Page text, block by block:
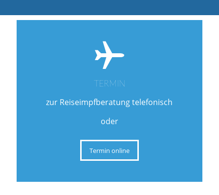
TERMIN
zur Reiseimpfberatung telefonisch
oder
Termin online